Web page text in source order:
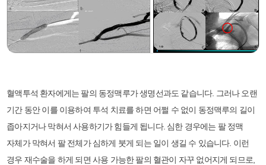
혈액투석 환자에게는 팔의 동정맥루가 생명선과도 같습니다. 그러나 오랜
기간 동안 이를 이용하여 투석 치료를 하면 어쩔 수 없이 동정맥루의 길이
좁아지거나 막혀서 사용하기가 힘들게 됩니다. 심한 경우에는 팔 정맥
자체가 막혀서 팔 전체가 심하게 붓게 되는 일이 생길 수 있습니다. 이런
경우 재수술을 하게 되면 사용 가능한 팔의 혈관이 자꾸 없어지게 되므로,